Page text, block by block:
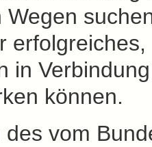
Wegen
in
können.
des vom